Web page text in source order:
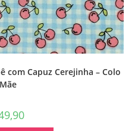
com Capuz Cerejinha – Colo